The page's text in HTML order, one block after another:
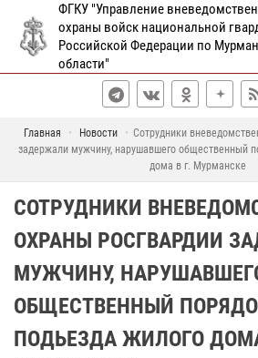
ФГКУ "Управление
охраны войск национальной
Российской Федерации по
области"
Главная Новости
Сотрудники
задержали мужчину, нарушавшего общественный
дома в г. Мурманске
СОТРУДНИКИ
ОХРАНЫ РОСГВАРДИИ
МУЖЧИНУ,
ОБЩЕСТВЕННЫЙ
ПОДЬЕЗДА ЖИЛОГО